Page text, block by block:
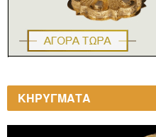
ΚΗΡΥΓΜΑΤΑ